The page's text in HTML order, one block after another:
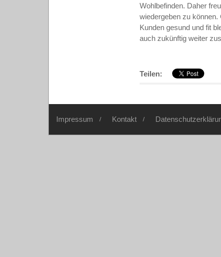
Wohlbefinden. Daher
wiedergeben zu
Kunden gesund und fit
auch zukünftig weiter
Teilen:
Impressum Kontakt